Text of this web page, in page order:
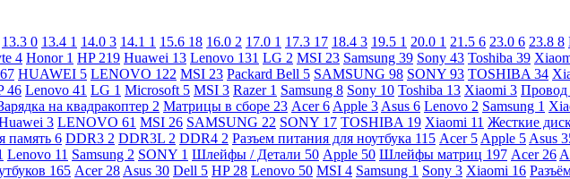
13.3 0 13.4 1 14.0 3 14.1 1 15.6 18 16.0 2 17.0 1 17.3 17 18.4 3 19.5 1 20.0 1 21.5 6 23.0 6 23.8 8
4 Honor 1 HP 219 Huawei 13 Lenovo 131 LG 2 MSI 23 Samsung 39 Sony 43 Toshiba 39
HUAWEI 5 LENOVO 122 MSI 23 Packard Bell 5 SAMSUNG 98 SONY 93 TOSHIBA 34
46 Lenovo 41 LG 1 Microsoft 5 MSI 3 Razer 1 Samsung 8 Sony 10 Toshiba 13 Xiaomi 3 Провод
на квадракоптер 2 Матрицы в сборе 23 Acer6 Apple 3 Asus 6 Lenovo 2 Samsung 1
3 LENOVO 61 MSI 26 SAMSUNG 22 SONY 17 TOSHIBA 19 Xiaomi 11 Жесткие
память 6 DDR3 2 DDR3L 2 DDR4 2 Разъем питания для ноутбука 115 Acer 5 Apple 5 Asus
Lenovo 11 Samsung 2 SONY 1 Шлейфы / Детали 50 Apple 50 Шлейфы матриц 197 Acer 26
165 Acer 28 Asus 30 Dell 5 HP 28 Lenovo 50 MSI 4 Samsung 1 Sony 3 Xiaomi 16